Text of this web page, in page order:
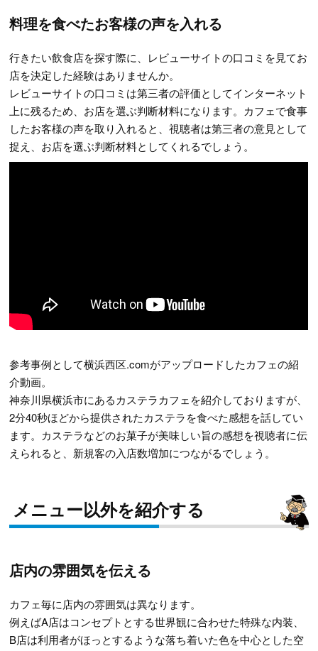
料理を食べたお客様の声を入れる
行きたい飲食店を探す際に、レビューサイトの口コミを見てお
店を決定した経験はありませんか。
レビューサイトの口コミは第三者の評価としてインターネット
上に残るため、お店を選ぶ判断材料になります。カフェで食事
したお客様の声を取り入れると、視聴者は第三者の意見として
捉え、お店を選ぶ判断材料としてくれるでしょう。
参考事例として横浜西区.comがアップロードしたカフェの紹
介動画。
神奈川県横浜市にあるカステラカフェを紹介しておりますが、
2分40秒ほどから提供されたカステラを食べた感想を話してい
ます。カステラなどのお菓子が美味しい旨の感想を視聴者に伝
えられると、新規客の入店数増加につながるでしょう。
メニュー以外を紹介する
店内の雰囲気を伝える
カフェ毎に店内の雰囲気は異なります。
例えばA店はコンセプトとする世界観に合わせた特殊な内装、
B店は利用者がほっとするような落ち着いた色を中心とした空